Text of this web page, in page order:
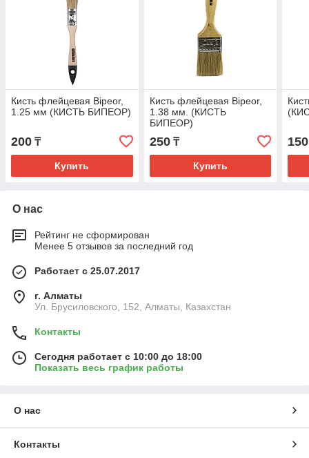
Кисть флейцевая Bipeor,
1.25 мм (КИСТЬ БИПЕОР)
200 ₸
Купить
Кисть флейцевая Bipeor,
1.38 мм. (КИСТЬ
БИПЕОР)
250₸
Купить
150
О нас
Рейтинг не сформирован
Менее 5 отзывов за последний год
Работает с 25.07.2017
г. Алматы
Ул. Брусиловского, 152, Алматы, Казахстан
Контакты
Сегодня работает с 10:00 до 18:00
Показать весь график работы
О нас
Контакты